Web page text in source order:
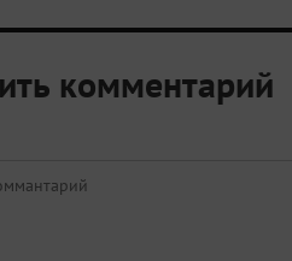
комментарий